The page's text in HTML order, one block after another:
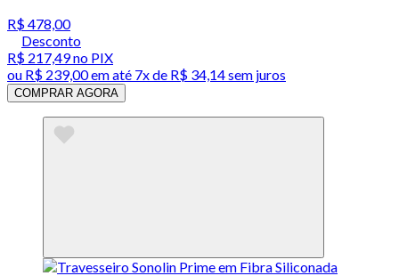
R$ 478,00
Desconto
R$ 217,49no PIX
ou R$ 239,00em até 7x de R$ 34,14 sem juros
COMPRAR AGORA